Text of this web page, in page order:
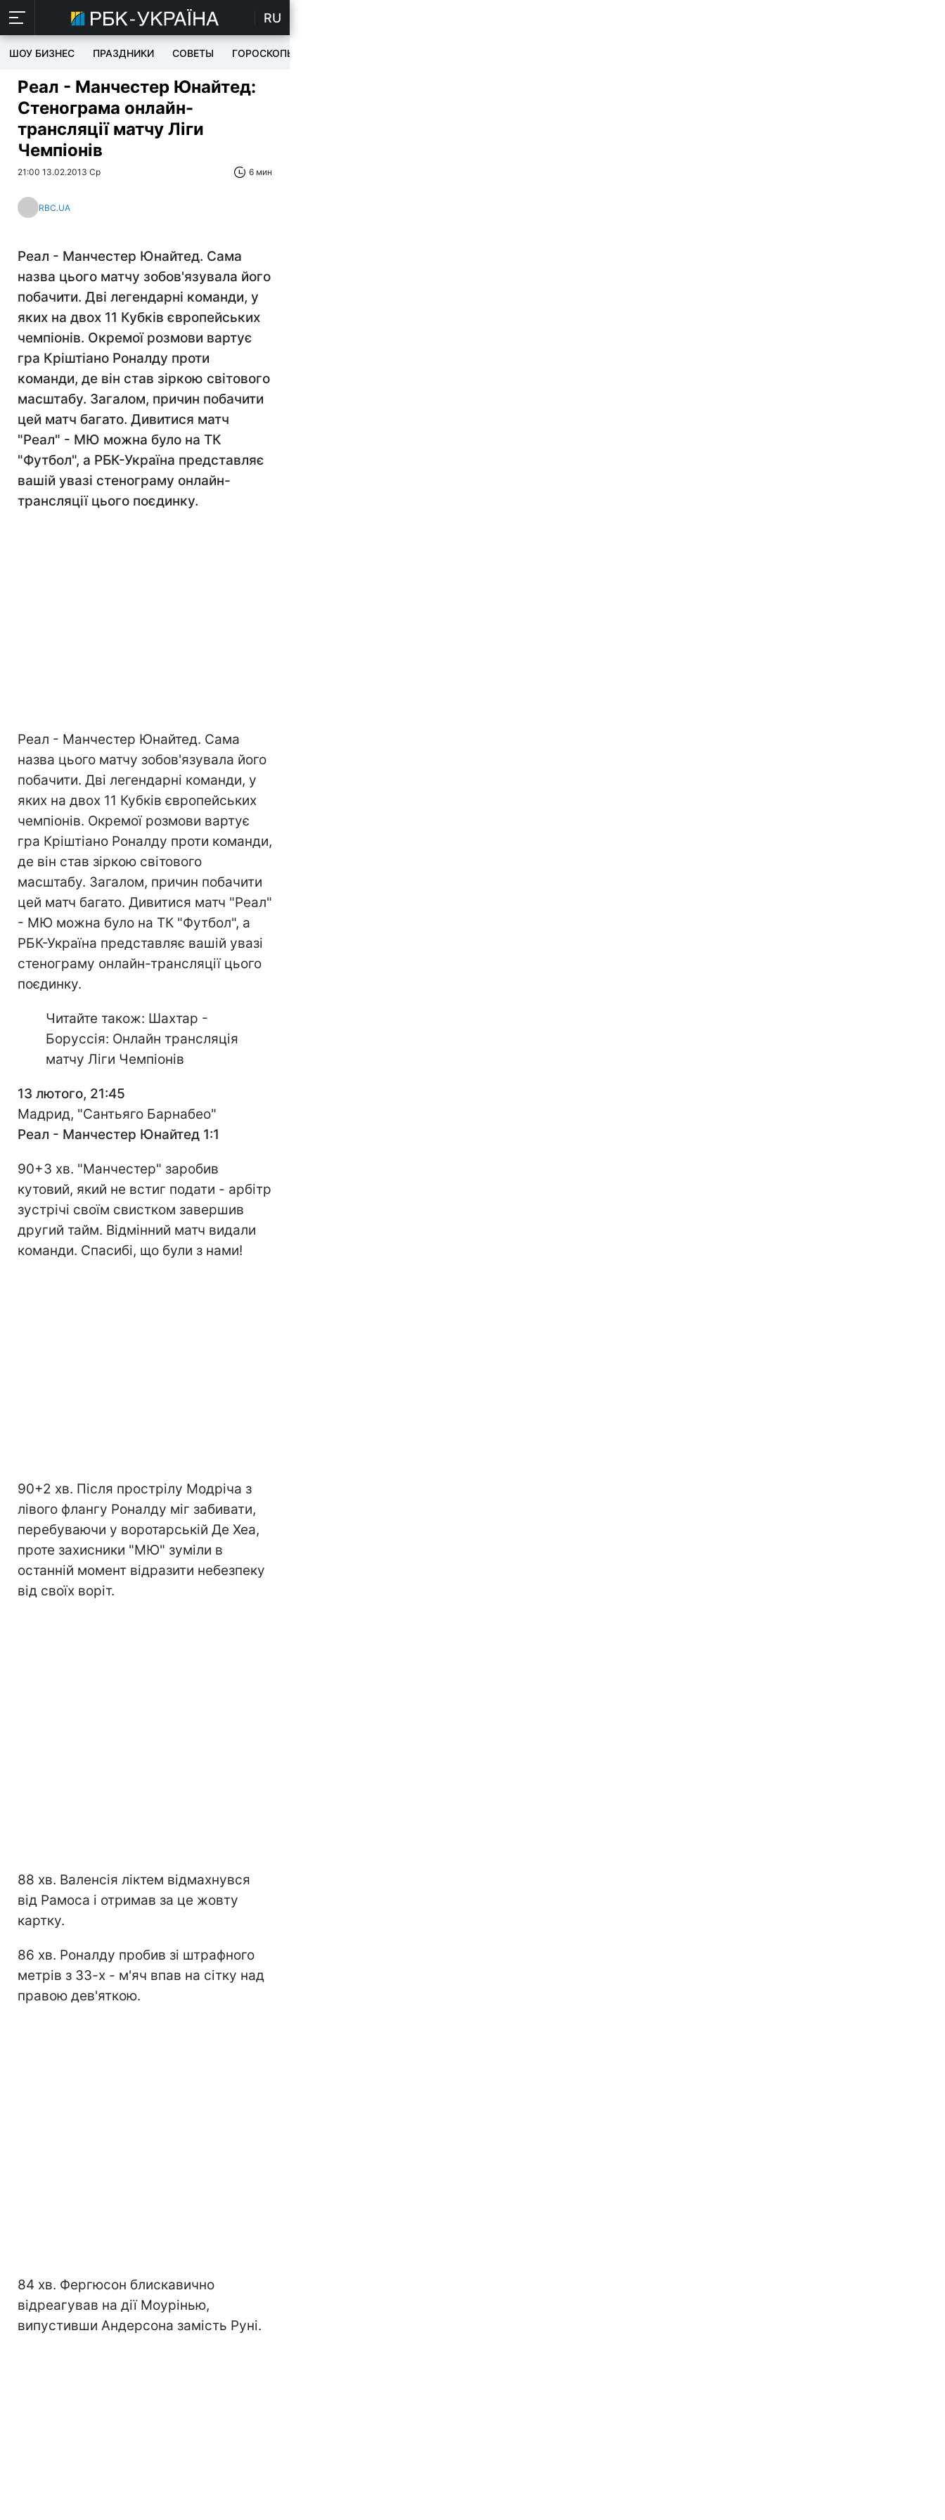
RU
ШОУ БИЗНЕС ПРАЗДНИКИ СОВЕТЫ ГОРОСКОПЫ
Реал - Манчестер Юнайтед:
Стенограма онлайн-
трансляції матчу Ліги
Чемпіонів
21:00 13.02.2013 Ср 6 мин
RBC.UA
Реал - Манчестер Юнайтед. Сама
назва цього матчу зобов'язувала його
побачити. Дві легендарні команди, у
яких на двох 11 Кубків європейських
чемпіонів. Окремої розмови вартує
гра Кріштіано Роналду проти
команди, де він став зіркою світового
масштабу. Загалом, причин побачити
цей матч багато. Дивитися матч
"Реал" - МЮ можна було на ТК
"Футбол", а РБК-Україна представляє
вашій увазі стенограму онлайн-
трансляції цього поєдинку.
Реал - Манчестер Юнайтед. Сама
назва цього матчу зобов'язувала його
побачити. Дві легендарні команди, у
яких на двох 11 Кубків європейських
чемпіонів. Окремої розмови вартує
гра Кріштіано Роналду проти команди,
де він став зіркою світового
масштабу. Загалом, причин побачити
цей матч багато. Дивитися матч "Реал"
- МЮ можна було на ТК "Футбол", а
РБК-Україна представляє вашій увазі
стенограму онлайн-трансляції цього
поєдинку.
Читайте також: Шахтар -
Боруссія: Онлайн трансляція
матчу Ліги Чемпіонів
13 лютого, 21:45
Мадрид, "Сантьяго Барнабео"
Реал - Манчестер Юнайтед 1:1
90+3 хв. "Манчестер" заробив
кутовий, який не встиг подати - арбітр
зустрічі своїм свистком завершив
другий тайм. Відмінний матч видали
команди. Спасибі, що були з нами!
90+2 хв. Після прострілу Модріча з
лівого флангу Роналду міг забивати,
перебуваючи у воротарській Де Хеа,
проте захисники "МЮ" зуміли в
останній момент відразити небезпеку
від своїх воріт.
88 хв. Валенсія ліктем відмахнувся
від Рамоса і отримав за це жовту
картку.
86 хв. Роналду пробив зі штрафного
метрів з 33-х - м'яч впав на сітку над
правою дев'яткою.
84 хв. Фергюсон блискавично
відреагував на дії Моурінью,
випустивши Андерсона замість Руні.